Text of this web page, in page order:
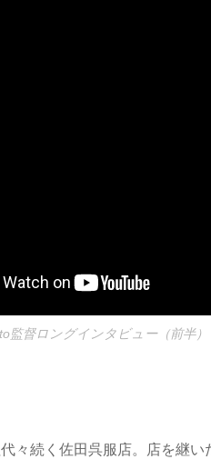
監督ロングインタビュー（前半）
々続く佐田呉服店。店を継